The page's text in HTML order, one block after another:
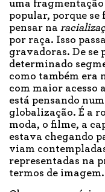
uma fragmentação
popular, porque se
pensar na
por raça. Isso
gravadoras. De se
determinado
como também era
com maior acesso
está pensando
globalização. É a
moda, o filme, a
estava chegando
viam
representadas na
termos de imagem.